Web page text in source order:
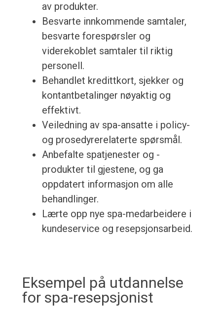
av produkter.
Besvarte innkommende samtaler,
besvarte forespørsler og
viderekoblet samtaler til riktig
personell.
Behandlet kredittkort, sjekker og
kontantbetalinger nøyaktig og
effektivt.
Veiledning av spa-ansatte i policy-
og prosedyrerelaterte spørsmål.
Anbefalte spatjenester og -
produkter til gjestene, og ga
oppdatert informasjon om alle
behandlinger.
Lærte opp nye spa-medarbeidere i
kundeservice og resepsjonsarbeid.
Eksempel på utdannelse
for spa-resepsjonist